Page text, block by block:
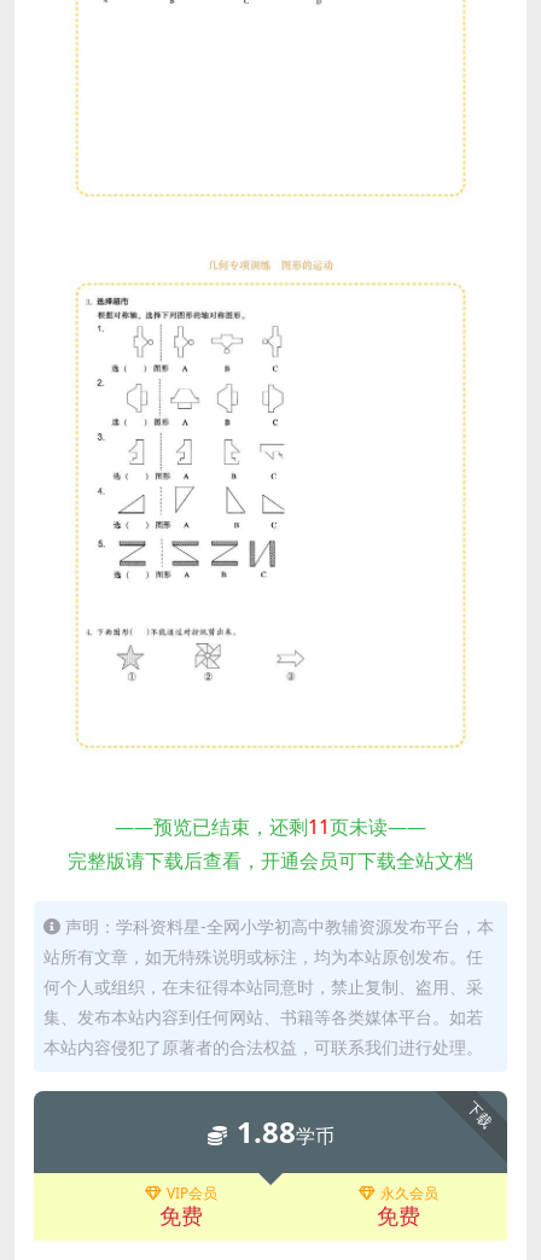
——预览已结束，还剩11页未读——
完整版请下载后查看，开通会员可下载全站文档
声明：学科资料星-全网小学初高中教辅资源发布平台，本
站所有文章，如无特殊说明或标注，均为本站原创发布。任
何个人或组织，在未征得本站同意时，禁止复制、盗用、采
集、发布本站内容到任何网站、书籍等各类媒体平台。如若
本站内容侵犯了原著者的合法权益，可联系我们进行处理。
下载
1.88学币
VIP会员
免费
永久会员
免费